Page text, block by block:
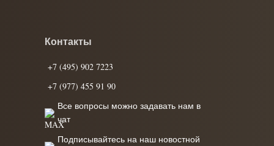
Контакты
+7 (495) 902 7223
+7 (977) 455 91 90
Все вопросы можно задавать нам в
чат
Подписывайтесь на наш новостной